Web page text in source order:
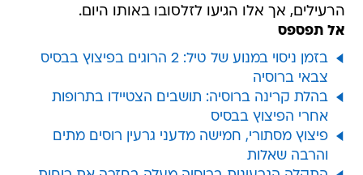
הרעילים, אך אלו הגיעו לזלסובו באותו היום.
אל תפספס
בזמן ניסוי במנוע של טיל: 2 הרוגים בפיצוץ בבסיס
צבאי ברוסיה
בהלת קרינה ברוסיה: תושבים הצטיידו בתרופות
אחרי הפיצוץ בבסיס
פיצוץ מסתורי, חמישה מדעני גרעין רוסים מתים
והרבה שאלות